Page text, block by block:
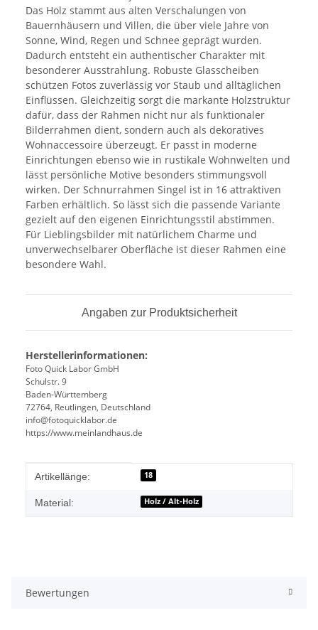
Das Holz stammt aus alten Verschalungen von
Bauernhäusern und Villen, die über viele Jahre von
Sonne, Wind, Regen und Schnee geprägt wurden.
Dadurch entsteht ein authentischer Charakter mit
besonderer Ausstrahlung. Robuste Glasscheiben
schützen Fotos zuverlässig vor Staub und alltäglichen
Einflüssen. Gleichzeitig sorgt die markante Holzstruktur
dafür, dass der Rahmen nicht nur als funktionaler
Bilderrahmen dient, sondern auch als dekoratives
Wohnaccessoire überzeugt. Er passt in moderne
Einrichtungen ebenso wie in rustikale Wohnwelten und
lässt persönliche Motive besonders stimmungsvoll
wirken. Der Schnurrahmen Singel ist in 16 attraktiven
Farben erhältlich. So lässt sich die passende Variante
gezielt auf den eigenen Einrichtungsstil abstimmen.
Für Lieblingsbilder mit natürlichem Charme und
unverwechselbarer Oberfläche ist dieser Rahmen eine
besondere Wahl.
Angaben zur Produktsicherheit
Herstellerinformationen:
Foto Quick Labor GmbH
Schulstr. 9
Baden-Württemberg
72764, Reutlingen, Deutschland
info@fotoquicklabor.de
https://www.meinlandhaus.de
Produkteigenschaft
Wert
Artikellänge: 18
Material: Holz / Alt-Holz
Bewertungen